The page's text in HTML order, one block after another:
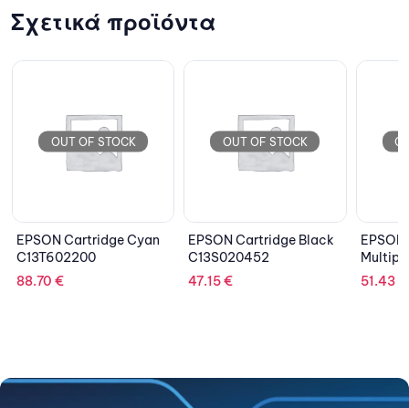
Σχετικά προϊόντα
OUT OF STOCK
EPSON Cartridge Black
C13S020452
47.15€
OUT OF STOCK
EPSON Cartridge
Multipack 3Colors
C13T05204010
51.43
Light
88.70